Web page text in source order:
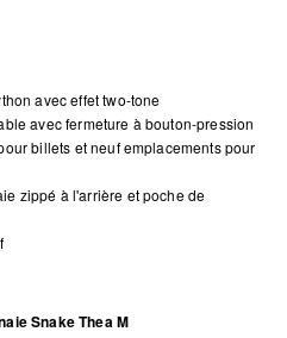
avec effet two-tone
avec fermeture à bouton-pression
billets et neuf emplacements pour
zippé à l'arrière et poche de
Snake Thea M